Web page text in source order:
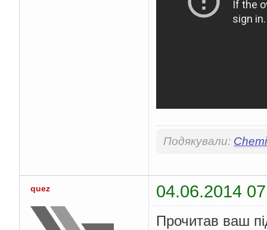
Подякували:
quez 04.06.2014
Прочитав ваш